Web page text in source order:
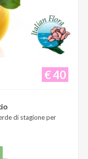
€ 40
di stagione per